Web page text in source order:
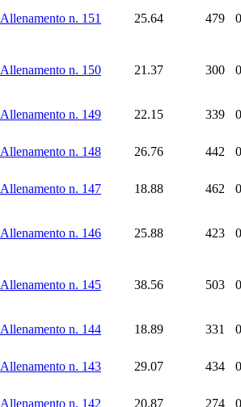
Allenamento n. 151 25.64 479
Allenamento n. 150 21.37 300
Allenamento n. 149 22.15 339
Allenamento n. 148 26.76 442
Allenamento n. 147 18.88 462
Allenamento n. 146 25.88 423
Allenamento n. 145 38.56 503
Allenamento n. 144 18.89 331
Allenamento n. 143 29.07 434
Allenamento n. 142 20.87 274